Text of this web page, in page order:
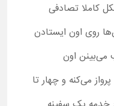
کاملا تصادفی
روی اون ایستادن
می‌بینن اون
می‌کنه و چهار تا